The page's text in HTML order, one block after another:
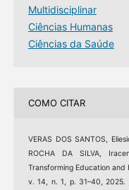
Multidisciplinar
Ciências Humanas
Ciências da Saúde
COMO CITAR
VERAS DOS SANTOS,
ROCHA DA SILVA,
Transforming Education and
v. 14, n. 1, p. 31–40, 2025.